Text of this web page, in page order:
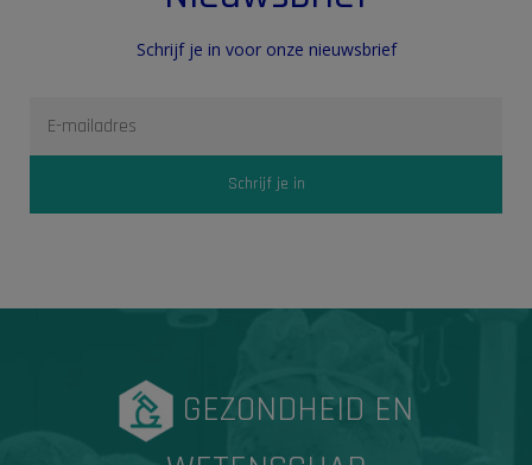
Schrijf je in voor onze nieuwsbrief
GEZONDHEID EN